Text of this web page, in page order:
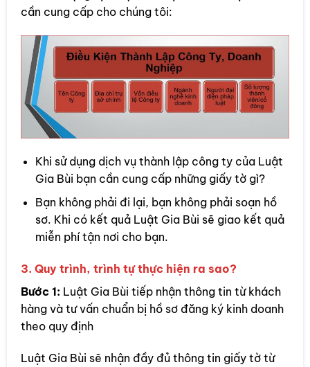
cần cung cấp cho chúng tôi:
Khi sử dụng dịch vụ thành lập công ty của Luật
Gia Bùi bạn cần cung cấp những giấy tờ gì?
Bạn không phải đi lại, bạn không phải soạn hồ
sơ. Khi có kết quả Luật Gia Bùi sẽ giao kết quả
miễn phí tận nơi cho bạn.
3. Quy trình, trình tự thực hiện ra sao?
Bước 1: Luật Gia Bùi tiếp nhận thông tin từ khách
hàng và tư vấn chuẩn bị hồ sơ đăng ký kinh doanh
theo quy định
Luật Gia Bùi sẽ nhận đầy đủ thông tin giấy tờ từ